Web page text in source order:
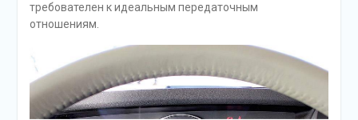
требователен к идеальным передаточным
отношениям.